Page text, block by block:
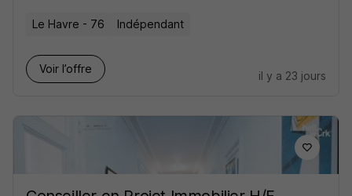
Le Havre - 76 Indépendant
Voir l’offre
il y a 23 jours